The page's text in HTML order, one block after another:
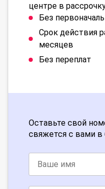
центре в
Без
Срок действия
месяцев
Без переплат
Оставьте свой
свяжется с вами